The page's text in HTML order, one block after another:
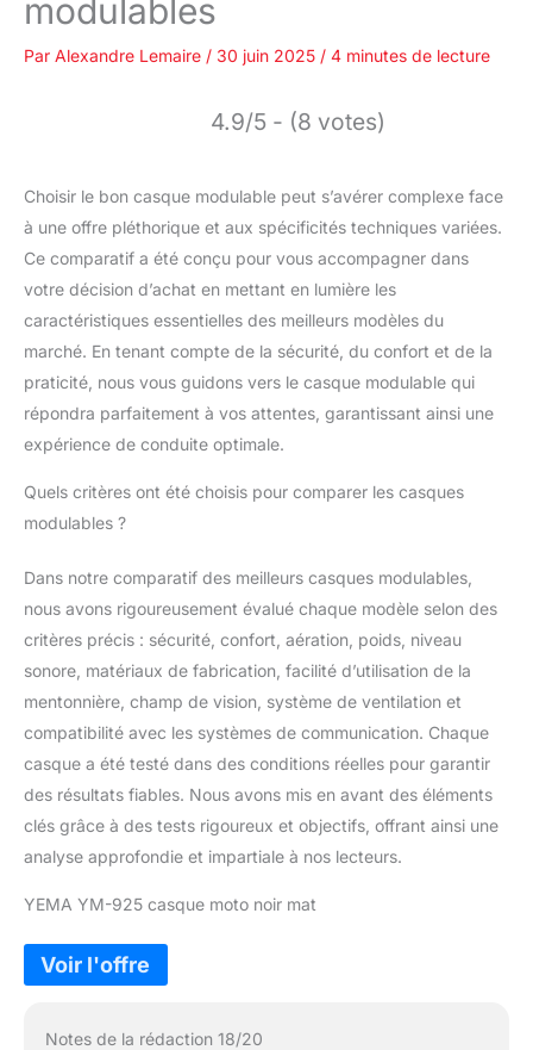
modulables
Par Alexandre Lemaire / 30 juin 2025 / 4 minutes de lecture
4.9/5 - (8 votes)
Choisir le bon casque modulable peut s’avérer complexe face
à une offre pléthorique et aux spécificités techniques variées.
Ce comparatif a été conçu pour vous accompagner dans
votre décision d’achat en mettant en lumière les
caractéristiques essentielles des meilleurs modèles du
marché. En tenant compte de la sécurité, du confort et de la
praticité, nous vous guidons vers le casque modulable qui
répondra parfaitement à vos attentes, garantissant ainsi une
expérience de conduite optimale.
Quels critères ont été choisis pour comparer les casques
modulables ?
Dans notre comparatif des meilleurs casques modulables,
nous avons rigoureusement évalué chaque modèle selon des
critères précis : sécurité, confort, aération, poids, niveau
sonore, matériaux de fabrication, facilité d’utilisation de la
mentonnière, champ de vision, système de ventilation et
compatibilité avec les systèmes de communication. Chaque
casque a été testé dans des conditions réelles pour garantir
des résultats fiables. Nous avons mis en avant des éléments
clés grâce à des tests rigoureux et objectifs, offrant ainsi une
analyse approfondie et impartiale à nos lecteurs.
YEMA YM-925 casque moto noir mat
Notes de la rédaction 18/20